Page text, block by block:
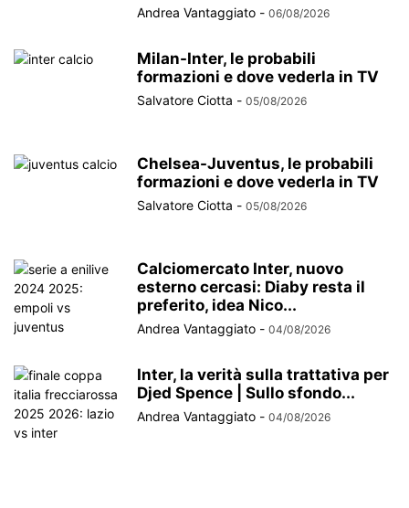
Andrea Vantaggiato - 06/08/2026
Milan-Inter, le probabili
formazioni e dove vederla in TV
Salvatore Ciotta - 05/08/2026
Chelsea-Juventus, le probabili
formazioni e dove vederla in TV
Salvatore Ciotta - 05/08/2026
Calciomercato Inter, nuovo
esterno cercasi: Diaby resta il
preferito, idea Nico...
Andrea Vantaggiato - 04/08/2026
Inter, la verità sulla trattativa per
Djed Spence | Sullo sfondo...
Andrea Vantaggiato - 04/08/2026